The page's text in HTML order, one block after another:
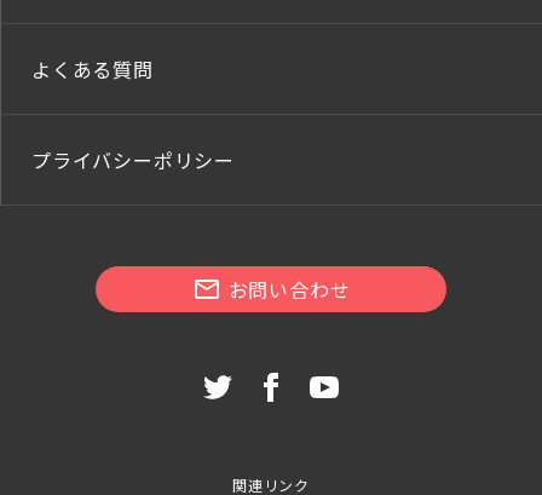
よくある質問
プライバシーポリシー
お問い合わせ
関連リンク